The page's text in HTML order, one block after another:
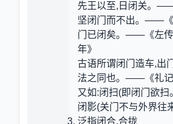
先王以至,日闭关。——
坚闭门而不出。——《
门已闭矣。——《左传
年》
古语所谓闭门造车,出
法之同也。——《礼记
又如:闭扫(即闭门欲扫
闭影(关门不与外界往
泛指闭合,合拢